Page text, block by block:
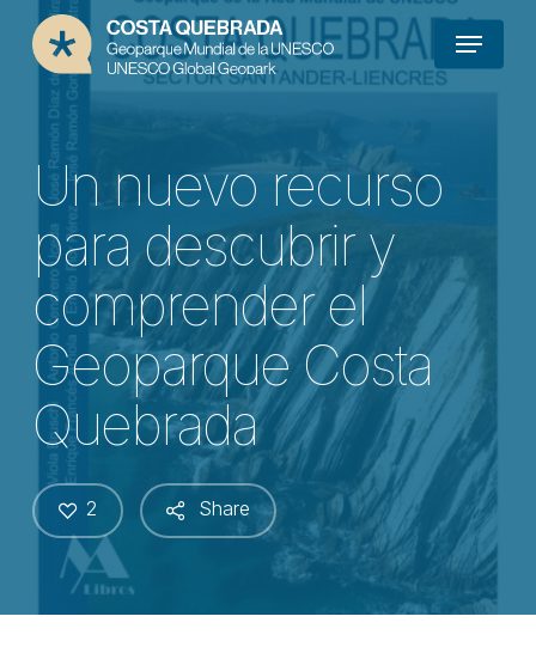
main
content
Menu
Un nuevo recurso
para descubrir y
comprender el
Geoparque Costa
Quebrada
Share
2